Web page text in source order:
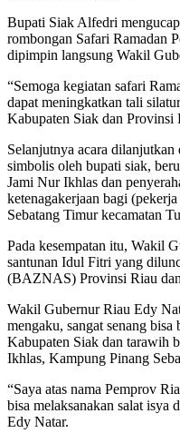
Bupati Siak Alfedri
rombongan Safari Ramadan
dipimpin langsung Wakil
“Semoga kegiatan safari
dapat meningkatkan tali
Kabupaten Siak dan
Selanjutnya acara dilanjutkan
simbolis oleh bupati siak,
Jami Nur Ikhlas dan
ketenagakerjaan bagi
Sebatang Timur kecamatan
Pada kesempatan itu, Wakil
santunan Idul Fitri yang
(BAZNAS) Provinsi Riau
Wakil Gubernur Riau Edy
mengaku, sangat senang
Kabupaten Siak dan tarawih
Ikhlas, Kampung Pinang
“Saya atas nama Pemprov
bisa melaksanakan salat isya
Edy Natar.